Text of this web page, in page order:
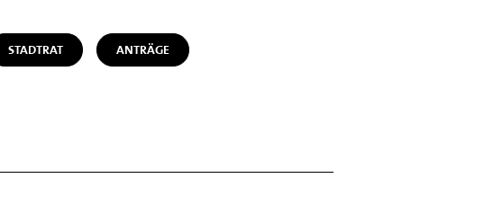
STADTRAT ANTRÄGE